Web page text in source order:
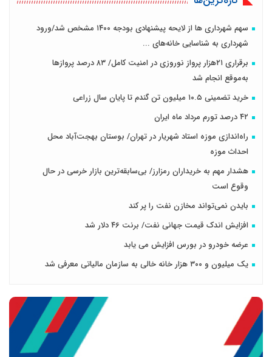
سهم شهرداری ها از لایحه پیشنهادی بودجه ۱۴۰۰ مشخص شد/ورود
شهرداری به شناسایی خانه‌های ...
برقراری ۲۱هزار پرواز نوروزی در امنیت کامل/ ۸۳ درصد پروازها
به‌موقع انجام شد
خرید تضمینی ۱۰.۵ میلیون تن گندم تا پایان سال زراعی
۴۲ درصد تورم مرداد ماه ایران
راه‌اندازی موزه استاد شهریار در تهران/ بوستان بهجت‌آباد محل
احداث موزه
هشدار مهم به خریداران رمزارز/ بی‌سابقه‌ترین بازار خرسی در حال
وقوع است
بایدن نمی‌تواند مخازن نفت را پر کند
افزایش اندک قیمت جهانی نفت/ برنت ۴۶ دلار شد
عرضه خودرو در بورس افزایش می یابد
یک میلیون و ۳۰۰ هزار خانه خالی به سازمان مالیاتی معرفی شد